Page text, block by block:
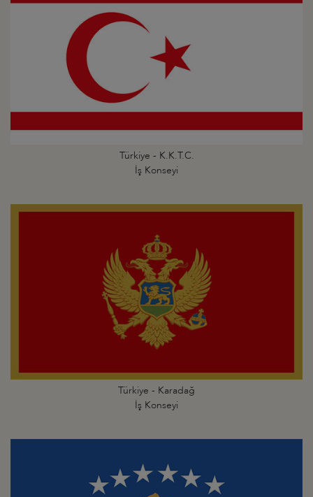
Türkiye - K.K.T.C.
İş Konseyi
Türkiye - Karadağ
İş Konseyi